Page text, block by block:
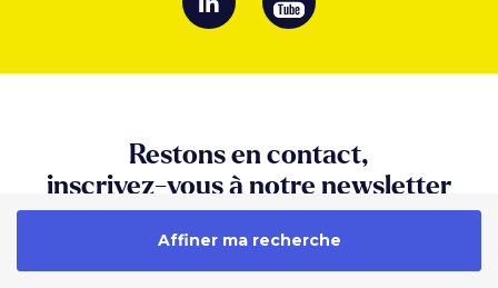
Les coûts
Les charges et une
Bureaux opérés et coworking (avec un contrat de
Choisir un espace en bureaux opérés, c’est opter pour un
Restons en contact,
inscrivez-vous à notre newsletter
et l’actualité du groupe Immprove
Affiner ma recherche